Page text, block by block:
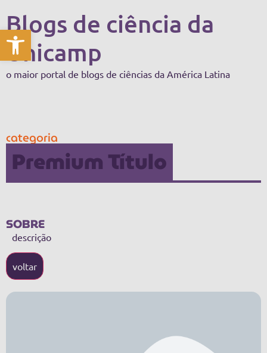
Abrir a barra de ferramentas
Blogs de ciência da
Unicamp
o maior portal de blogs de ciências da América Latina
categoria
Premium Título
SOBRE
descrição
voltar